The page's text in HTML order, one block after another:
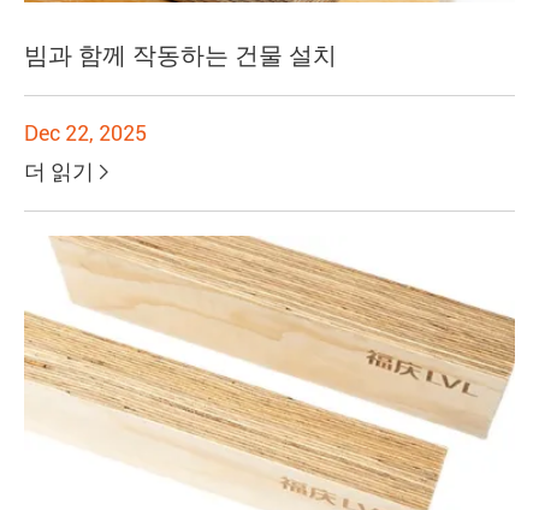
빔과 함께 작동하는 건물 설치
Dec 22, 2025
더 읽기 